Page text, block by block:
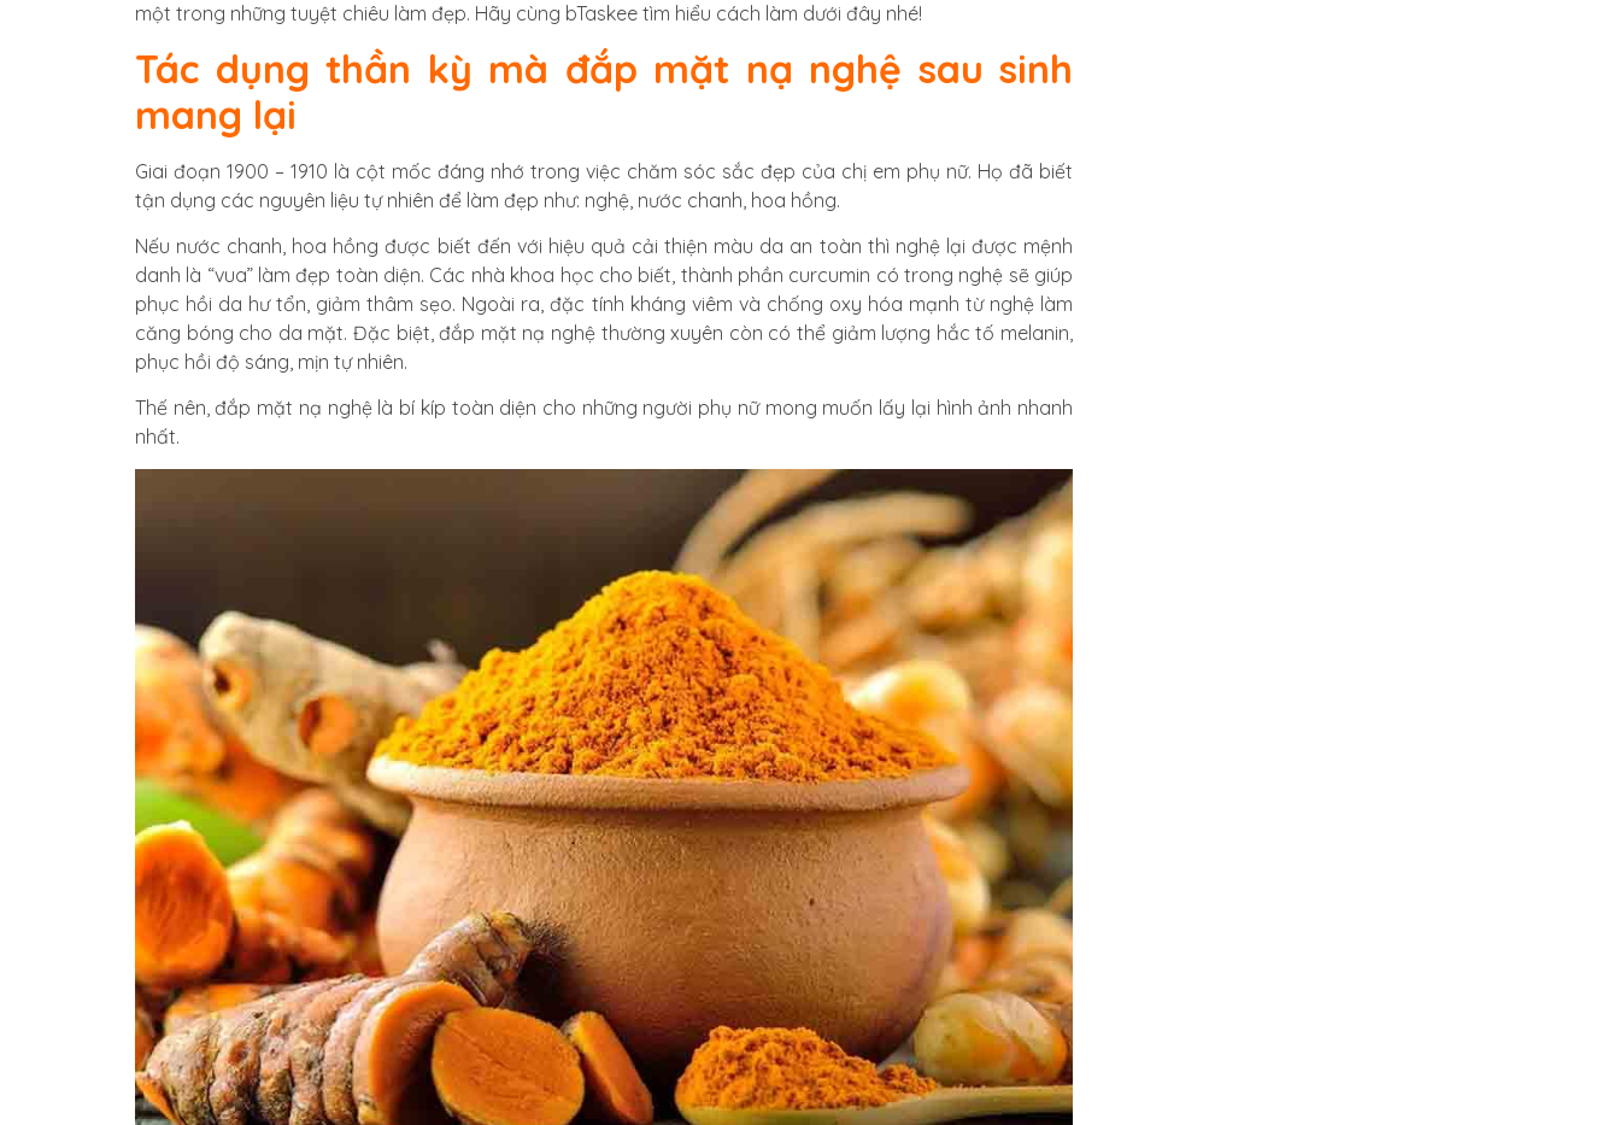
một trong những tuyệt chiêu làm đẹp. Hãy cùng bTaskee tìm hiểu cách làm dưới đây nhé!
Tác dụng thần kỳ mà đắp mặt nạ nghệ sau sinh
mang lại
Giai đoạn 1900 – 1910 là cột mốc đáng nhớ trong việc chăm sóc sắc đẹp của chị em phụ nữ. Họ đã biết
tận dụng các nguyên liệu tự nhiên để làm đẹp như: nghệ, nước chanh, hoa hồng.
Nếu nước chanh, hoa hồng được biết đến với hiệu quả cải thiện màu da an toàn thì nghệ lại được mệnh
danh là “vua” làm đẹp toàn diện. Các nhà khoa học cho biết, thành phần curcumin có trong nghệ sẽ giúp
phục hồi da hư tổn, giảm thâm sẹo. Ngoài ra, đặc tính kháng viêm và chống oxy hóa mạnh từ nghệ làm
căng bóng cho da mặt. Đặc biệt, đắp mặt nạ nghệ thường xuyên còn có thể giảm lượng hắc tố melanin,
phục hồi độ sáng, mịn tự nhiên.
Thế nên, đắp mặt nạ nghệ là bí kíp toàn diện cho những người phụ nữ mong muốn lấy lại hình ảnh nhanh
nhất.